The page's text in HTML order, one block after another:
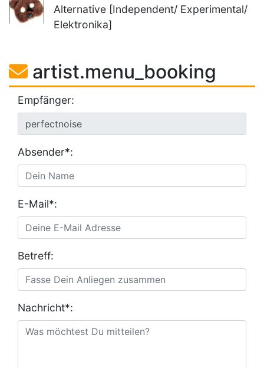
Alternative [Independent/ Experimental/
Elektronika]
artist.menu_booking
Empfänger:
Absender*:
E-Mail*:
Betreff:
Nachricht*: